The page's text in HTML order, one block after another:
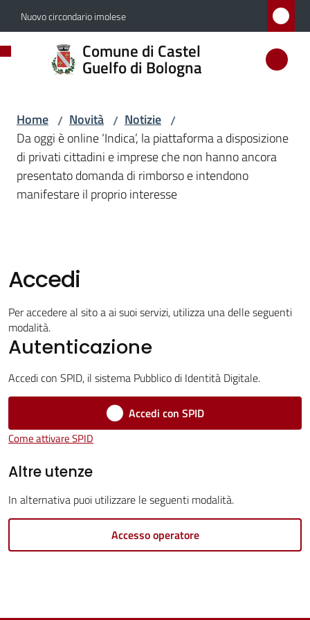
Vai al contenuto
Vai alla navigazione
Vai al footer
Nuovo circondario imolese
Comune di Castel
Guelfo di Bologna
Comune
di
di
Bologna
Menu selezionato
Servizi
Vivere
Castel
Servizi
online
gli
Home / Novità / Notizie /
Da oggi è online ‘Indica’, la piattaforma a disposizione
di privati cittadini e imprese che non hanno ancora
presentato domanda di rimborso e intendono
manifestare il proprio interesse
Accedi
Per accedere al sito a ai suoi servizi, utilizza una delle seguenti
modalità.
Autenticazione
Accedi con SPID, il sistema Pubblico di Identità Digitale.
Accedi con SPID
Come attivare SPID
Altre utenze
In alternativa puoi utilizzare le seguenti modalità.
Accesso operatore